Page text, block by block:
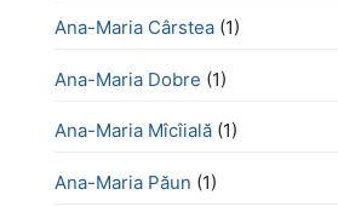
Ana-Maria Cârstea (1)
Ana-Maria Dobre (1)
Ana-Maria Mîcîială (1)
Ana-Maria Păun (1)